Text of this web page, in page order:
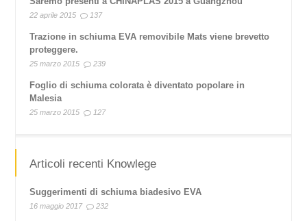
22 aprile 2015 137
Trazione in schiuma EVA removibile Mats viene brevetto
proteggere.
25 marzo 2015 239
Foglio di schiuma colorata è diventato popolare in
Malesia
25 marzo 2015 127
Articoli recenti Knowlege
Suggerimenti di schiuma biadesivo EVA
16 maggio 2017 232